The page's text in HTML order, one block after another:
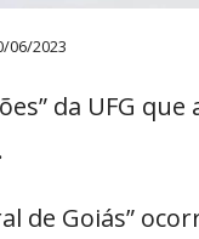
06/2023
da UFG
de Goiás”